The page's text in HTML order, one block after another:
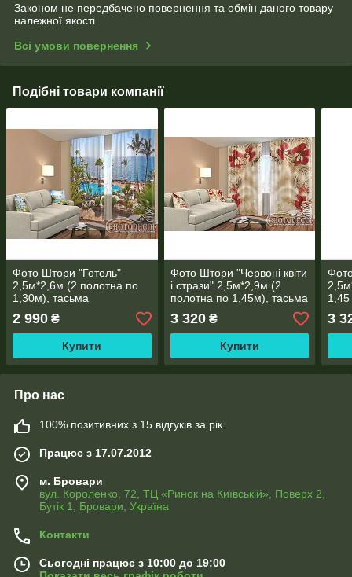
Законом не передбачено повернення та обмін даного товару
належної якості
Всі умови повернення
Подібні товари компанії
Фото Штори "Готель"
2,5м*2,6м (2 полотна по
1,30м), тасьма
2 990 ₴
Купити
Фото Штори "Червоні квіти
і стрази" 2,5м*2,9м (2
полотна по 1,45м), тасьма
3 320₴
Купити
3
Про нас
100% позитивних з 15 відгуків за рік
Працює з 17.07.2012
м. Бровари
вул. Короленко, 72, ТЦ «Ринок на Київській», Поверх 2,
Бутік 1, Бровари, Україна
Контакти
Сьогодні працює з 10:00 до 19:00